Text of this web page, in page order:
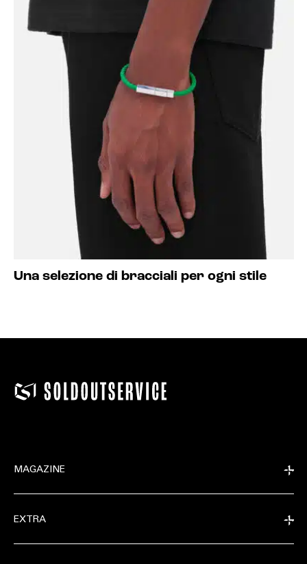
Una selezione di bracciali per ogni stile
MAGAZINE
EXTRA